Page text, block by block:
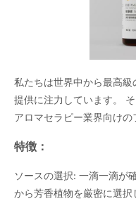
私たちは世界中から最高
提供に注力しています。
アロマセラピー業界向けの
特徴：
ソースの選択: 一滴一滴が
から芳香植物を厳密に選